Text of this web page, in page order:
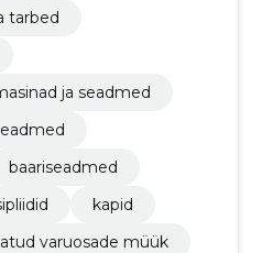
tarbed
ja seadmed
baariseadmed
kapid
varuosade müük